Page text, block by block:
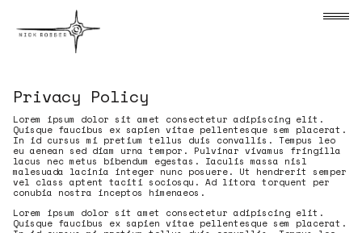
Nick Rosser
Privacy Policy
Lorem ipsum dolor sit amet consectetur adipiscing elit.
Quisque faucibus ex sapien vitae pellentesque sem placerat.
In id cursus mi pretium tellus duis convallis. Tempus leo
eu aenean sed diam urna tempor. Pulvinar vivamus fringilla
lacus nec metus bibendum egestas. Iaculis massa nisl
malesuada lacinia integer nunc posuere. Ut hendrerit semper
vel class aptent taciti sociosqu. Ad litora torquent per
conubia nostra inceptos himenaeos.
Lorem ipsum dolor sit amet consectetur adipiscing elit.
Quisque faucibus ex sapien vitae pellentesque sem placerat.